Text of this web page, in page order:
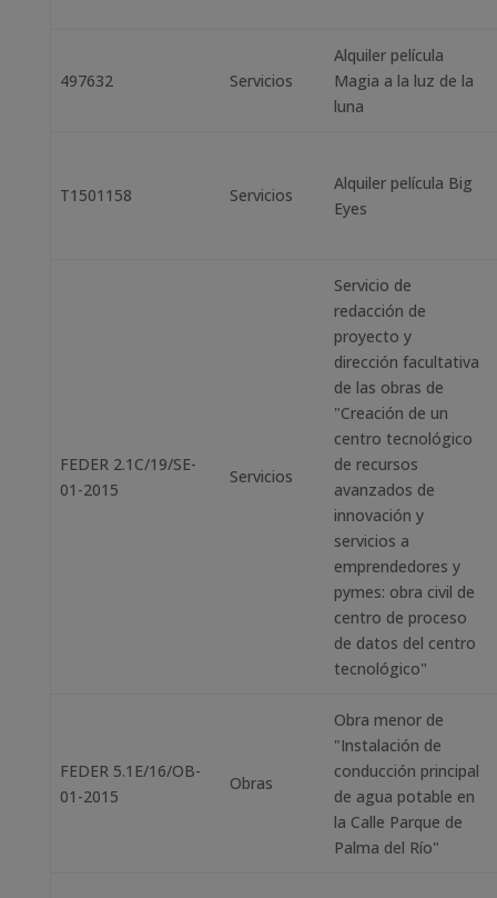
497632 Servicios
Alquiler película
Magia a la luz de la
luna
T1501158 Servicios
Alquiler película Big
Eyes
FEDER 2.1C/19/SE-
01-2015
Servicios
Servicio de
redacción de
proyecto y
dirección facultativa
de las obras de
"Creación de un
centro tecnológico
de recursos
avanzados de
innovación y
servicios a
emprendedores y
pymes: obra civil de
centro de proceso
de datos del centro
tecnológico"
FEDER 5.1E/16/OB-
01-2015
Obras
Obra menor de
"Instalación de
conducción principal
de agua potable en
la Calle Parque de
Palma del Río"